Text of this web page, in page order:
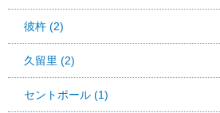
彼杵 (2)
久留里 (2)
セントポール (1)